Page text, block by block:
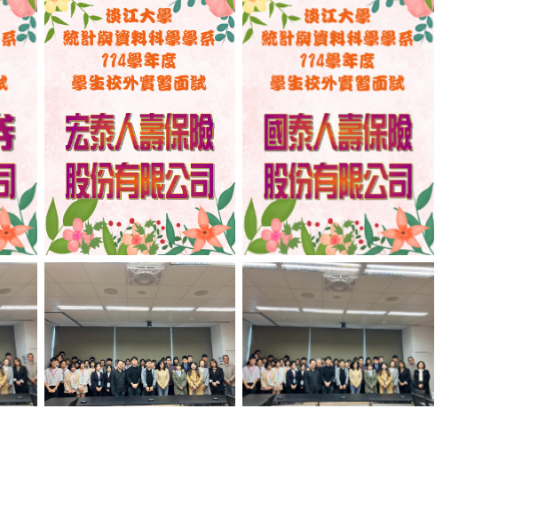
No Caption No Caption
No Caption No Caption